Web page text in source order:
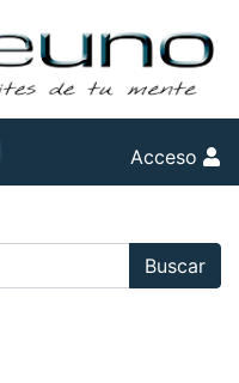
Acceso
Buscar